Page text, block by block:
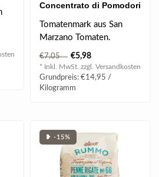
Concentrato di Pomodori
400 g
Tomatenmark aus San
Marzano Tomaten.
€7,05 €5,98
* Inkl. MwSt. zzgl. Versandkosten
Grundpreis: €14,95 /
Kilogramm
❥ -15%